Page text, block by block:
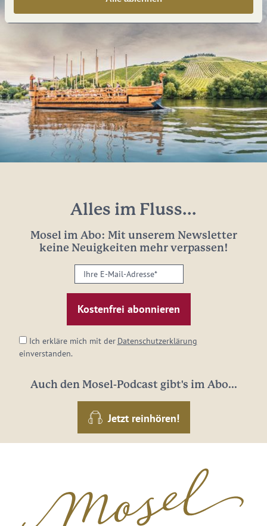
Alles im Fluss...
Mosel im Abo: Mit unserem Newsletter
keine Neuigkeiten mehr verpassen!
Ihre
E-
Mail-
Adresse:
Ich erkläre mich mit der Datenschutzerklärung
einverstanden.
Auch den Mosel-Podcast gibt's im Abo...
Jetzt reinhören!